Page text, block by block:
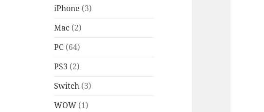
iPhone (3)
Mac (2)
PC (64)
PS3 (2)
Switch (3)
WOW (1)